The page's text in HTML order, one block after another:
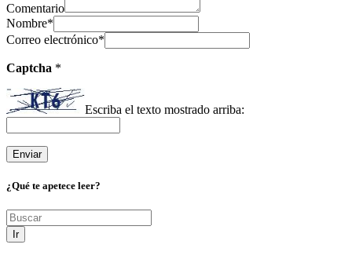
Comentario
Nombre*
Correo electrónico*
Captcha *
Escriba el texto mostrado arriba:
¿Qué te apetece leer?
Ir